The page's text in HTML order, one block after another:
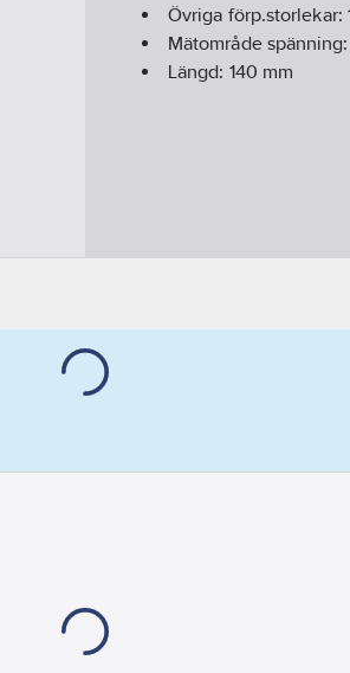
Övriga förp.storlekar:
Mätområde spänning:
Längd: 140 mm